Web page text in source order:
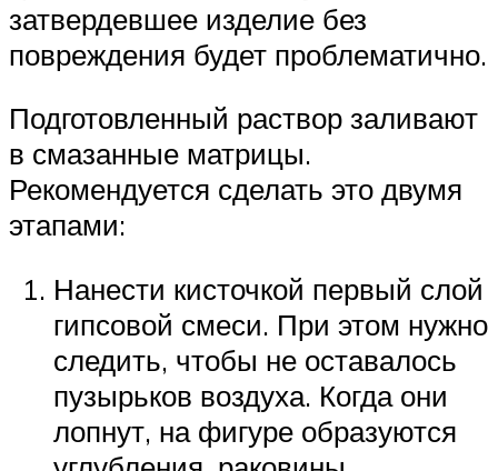
затвердевшее изделие без
повреждения будет проблематично.
Подготовленный раствор заливают
в смазанные матрицы.
Рекомендуется сделать это двумя
этапами:
Нанести кисточкой первый слой
гипсовой смеси. При этом нужно
следить, чтобы не оставалось
пузырьков воздуха. Когда они
лопнут, на фигуре образуются